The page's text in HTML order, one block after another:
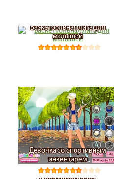
Баскетбольная лига для
малышей
Девочка со спортивным
инвентарем